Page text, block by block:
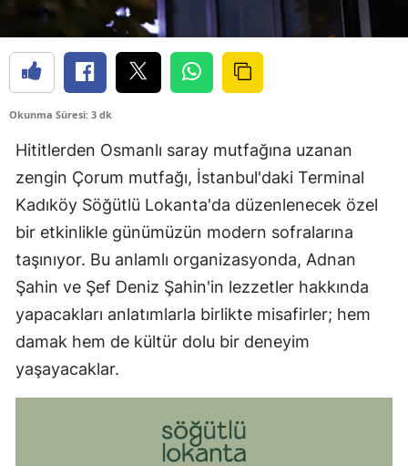
Okunma Süresi: 3 dk
Hititlerden Osmanlı saray mutfağına uzanan
zengin Çorum mutfağı, İstanbul'daki Terminal
Kadıköy Söğütlü Lokanta'da düzenlenecek özel
bir etkinlikle günümüzün modern sofralarına
taşınıyor. Bu anlamlı organizasyonda, Adnan
Şahin ve Şef Deniz Şahin'in lezzetler hakkında
yapacakları anlatımlarla birlikte misafirler; hem
damak hem de kültür dolu bir deneyim
yaşayacaklar.